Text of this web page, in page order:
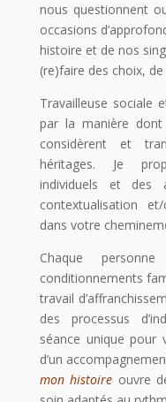
nous questionnent
occasions
histoire et de nos
(re)faire des choix,
Travailleuse sociale
par la manière
considèrent et
héritages. Je
individuels et des
contextualisation
dans votre
Chaque
conditionnements
travail
des processus
séance unique pour
d’un
mon histoire ouvre